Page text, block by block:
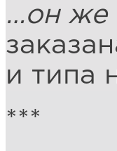
…он же
и типа
***